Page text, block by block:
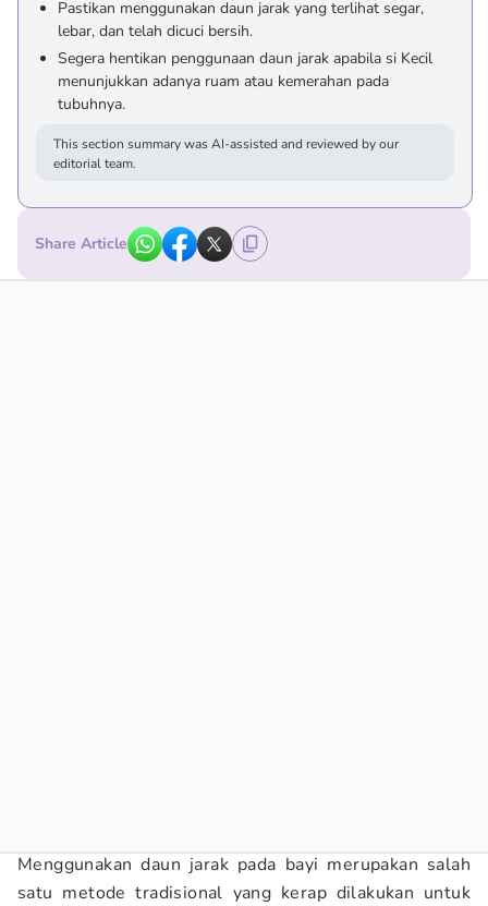
Pastikan menggunakan daun jarak yang terlihat segar,
lebar, dan telah dicuci bersih.
Segera hentikan penggunaan daun jarak apabila si Kecil
menunjukkan adanya ruam atau kemerahan pada
tubuhnya.
This section summary was AI-assisted and reviewed by our
editorial team.
Share Article
Menggunakan daun jarak pada bayi merupakan salah
satu metode tradisional yang kerap dilakukan untuk